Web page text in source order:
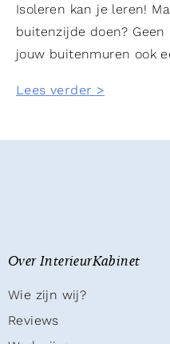
Isoleren kan je leren!
buitenzijde doen?
jouw buitenmuren ook
Lees verder >
Over InterieurKabinet
Wie zijn wij?
Reviews